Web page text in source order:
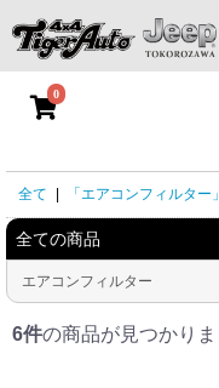
0
全て 「エアコンフィルタ
6件の商品が見つかりま